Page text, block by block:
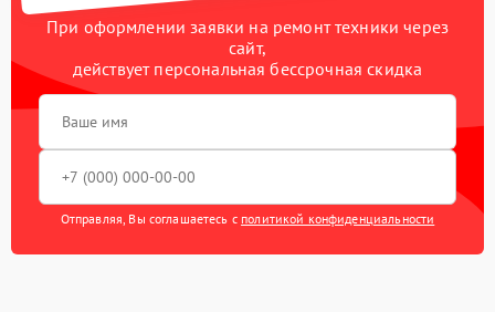
При оформлении заявки на ремонт техники через
сайт,
действует персональная бессрочная скидка
Отправляя, Вы соглашаетесь с политикой конфиденциальности